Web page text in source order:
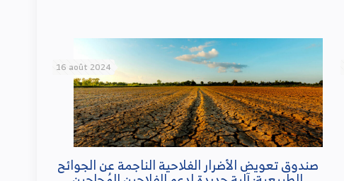
16 août 2024
صندوق تعويض الأضرار الفلاحية الناجمة عن الجوائح